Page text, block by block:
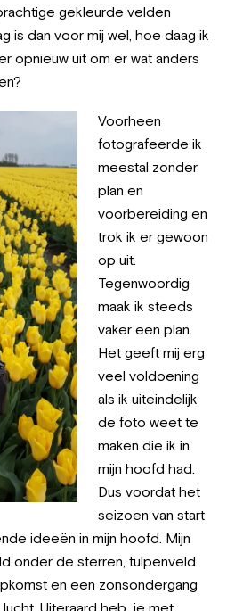
gekleurde velden
is dan voor mij wel, hoe daag ik
opnieuw uit om er wat anders
Voorheen
fotografeerde ik
meestal zonder
plan en
voorbereiding en
trok ik er gewoon
op uit.
Tegenwoordig
maak ik steeds
vaker een plan.
Het geeft mij erg
veel voldoening
als ik uiteindelijk
de foto weet te
maken die ik in
mijn hoofd had.
Dus voordat het
seizoen van start
ideeën in mijn hoofd. Mijn
onder de sterren, tulpenveld
en een zonsondergang